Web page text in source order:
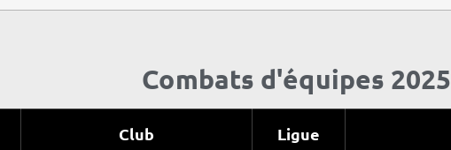
Combats d'équipes 2025
Club Ligue